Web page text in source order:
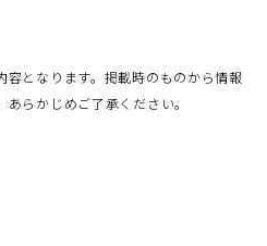
容となります。掲載時のものから情報
らかじめご了承ください。